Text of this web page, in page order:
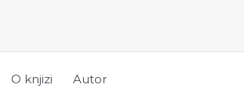
O knjizi Autor